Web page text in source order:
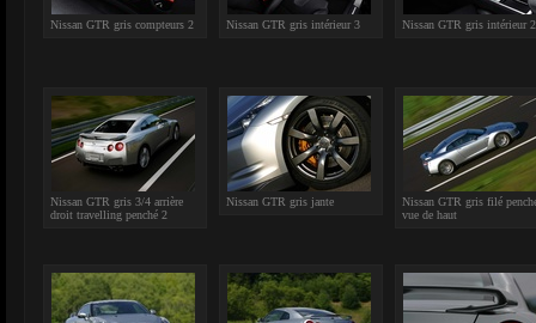
Nissan GTR gris compteurs 2 Nissan GTR gris intérieur 3 Nissan GTR gris intérieur 2
Nissan GTR gris 3/4 arrière
droit travelling penché 2
Nissan GTR gris jante
Nissan GTR gris filé
vue de haut